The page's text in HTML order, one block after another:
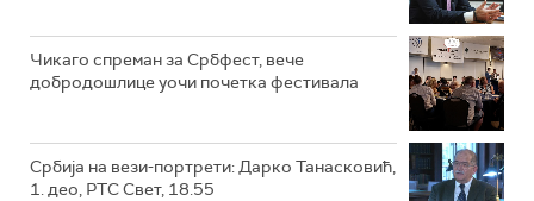
Чикаго спреман за Србфест, вече
добродошлице уочи почетка фестивала
Србија на вези-портрети: Дарко Танасковић,
1. део, РТС Свет, 18.55